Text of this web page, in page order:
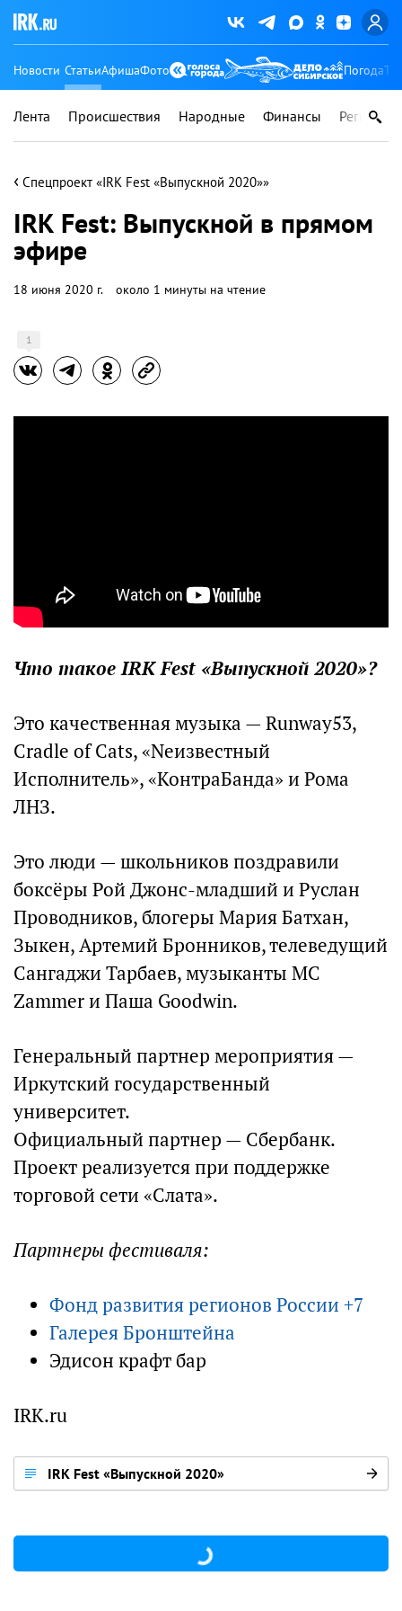
Новости СтатьиАфишаФото Погода
Лента Происшествия Народные Финансы Регионы
‹ Спецпроект «IRK Fest «Выпускной 2020»»
IRK Fest: Выпускной в прямом
эфире
18 июня 2020 г. около 1 минуты на чтение
1
Что такое IRK Fest «Выпускной 2020»?
Это качественная музыка — Runway53,
Cradle of Cats, «Nеизвестный
Исполнитель», «КонтраБанда» и Рома
ЛНЗ.
Это люди — школьников поздравили
боксёры Рой Джонс-младший и Руслан
Проводников, блогеры Мария Батхан,
Зыкен, Артемий Бронников, телеведущий
Сангаджи Тарбаев, музыканты МС
Zammer и Паша Goodwin.
Генеральный партнер мероприятия —
Иркутский государственный
университет.
Официальный партнер — Сбербанк.
Проект реализуется при поддержке
торговой сети «Слата».
Партнеры фестиваля:
Фонд развития регионов России +7
Галерея Бронштейна
Эдисон крафт бар
IRK.ru
IRK Fest «Выпускной 2020»